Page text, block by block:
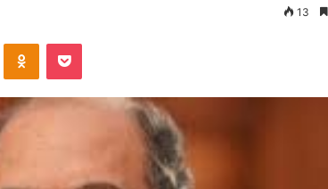
13
Odnoklassniki
Pocket